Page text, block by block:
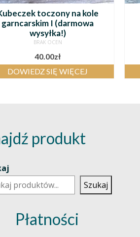
toczony na kole
garncarskim I (darmowa
wysyłka!)
BRAK OCEN
40.00zł
DOWIEDZ SIĘ WIĘCEJ
produkt
Szukaj
Płatności